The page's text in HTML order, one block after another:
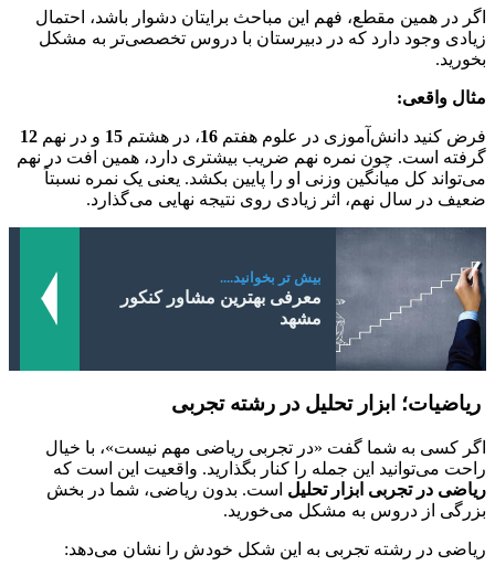
اگر در همین مقطع، فهم این مباحث برایتان دشوار باشد، احتمال
زیادی وجود دارد که در دبیرستان با دروس تخصصی‌تر به مشکل
بخورید.
مثال واقعی:
فرض کنید دانش‌آموزی در علوم هفتم 16، در هشتم 15 و در نهم 12
گرفته است. چون نمره نهم ضریب بیشتری دارد، همین افت در نهم
می‌تواند کل میانگین وزنی او را پایین بکشد. یعنی یک نمره نسبتاً
ضعیف در سال نهم، اثر زیادی روی نتیجه نهایی می‌گذارد.
بیش تر بخوانید....
معرفی بهترین مشاور کنکور
مشهد
ریاضیات؛ ابزار تحلیل در رشته تجربی
اگر کسی به شما گفت «در تجربی ریاضی مهم نیست»، با خیال
راحت می‌توانید این جمله را کنار بگذارید. واقعیت این است که
ریاضی در تجربی ابزار تحلیل است. بدون ریاضی، شما در بخش
بزرگی از دروس به مشکل می‌خورید.
ریاضی در رشته تجربی به این شکل خودش را نشان می‌دهد: